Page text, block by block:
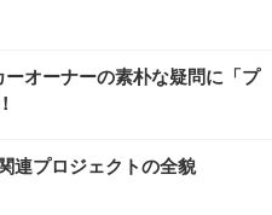
ーオーナーの素朴な疑問に「プ
連プロジェクトの全貌